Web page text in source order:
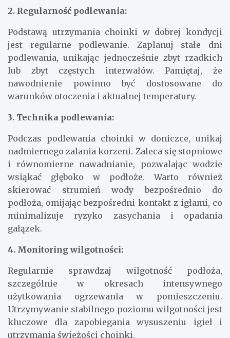
2. Regularność podlewania:
Podstawą utrzymania choinki w dobrej kondycji
jest regularne podlewanie. Zaplanuj stałe dni
podlewania, unikając jednocześnie zbyt rzadkich
lub zbyt częstych interwałów. Pamiętaj, że
nawodnienie powinno być dostosowane do
warunków otoczenia i aktualnej temperatury.
3. Technika podlewania:
Podczas podlewania choinki w doniczce, unikaj
nadmiernego zalania korzeni. Zaleca się stopniowe
i równomierne nawadnianie, pozwalając wodzie
wsiąkać głęboko w podłoże. Warto również
skierować strumień wody bezpośrednio do
podłoża, omijając bezpośredni kontakt z igłami, co
minimalizuje ryzyko zasychania i opadania
gałązek.
4. Monitoring wilgotności:
Regularnie sprawdzaj wilgotność podłoża,
szczególnie w okresach intensywnego
użytkowania ogrzewania w pomieszczeniu.
Utrzymywanie stabilnego poziomu wilgotności jest
kluczowe dla zapobiegania wysuszeniu igieł i
utrzymania świeżości choinki.